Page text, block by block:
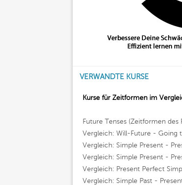
VERWANDTE KURSE
Kurse für Zeitformen im
Future Tenses (Zeitformen des
Vergleich: Will-Future - Going
Vergleich: Simple Present -
Vergleich: Simple Present -
Vergleich: Present Perfect
Vergleich: Simple Past -